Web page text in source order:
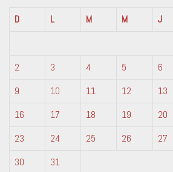
D
L M M J
2
3 4 5 6
9
10 11 12 13
16
17 18 19 20
23
24 25 26 27
30
31